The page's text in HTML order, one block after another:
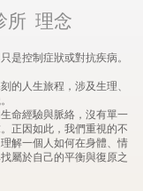
所 理念
是控制症狀或對抗疾病。
的人生旅程，涉及生理、
命經驗與脈絡，沒有單一
正因如此，我們重視的不
解一個人如何在身體、情
屬於自己的平衡與復原之